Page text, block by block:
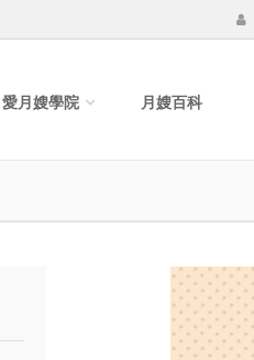
愛月嫂學院 月嫂百科